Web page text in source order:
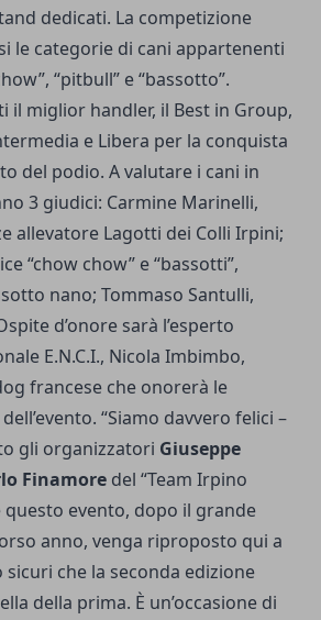
dedicati. La competizione
le categorie di cani appartenenti
“pitbull” e “bassotto”.
il miglior handler, il Best in Group,
e Libera per la conquista
del podio. A valutare i cani in
3 giudici: Carmine Marinelli,
allevatore Lagotti dei Colli Irpini;
“chow chow” e “bassotti”,
nano; Tommaso Santulli,
d’onore sarà l’esperto
E.N.C.I., Nicola Imbimbo,
francese che onorerà le
“Siamo davvero felici –
gli organizzatori Giuseppe
Finamore del “Team Irpino
questo evento, dopo il grande
anno, venga riproposto qui a
che la seconda edizione
della prima. È un’occasione di